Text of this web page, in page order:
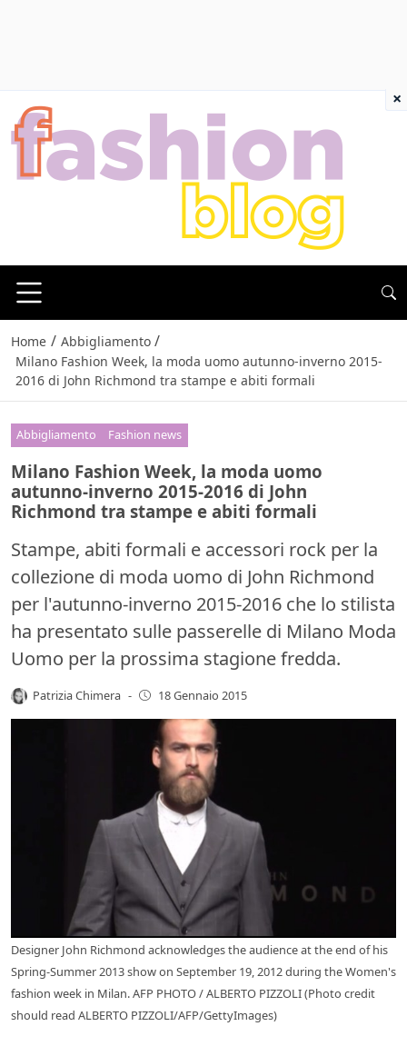
Home / Abbigliamento /
Milano Fashion Week, la moda uomo autunno-inverno 2015-
2016 di John Richmond tra stampe e abiti formali
Abbigliamento Fashion news
Milano Fashion Week, la moda uomo
autunno-inverno 2015-2016 di John
Richmond tra stampe e abiti formali
Stampe, abiti formali e accessori rock per la
collezione di moda uomo di John Richmond
per l'autunno-inverno 2015-2016 che lo stilista
ha presentato sulle passerelle di Milano Moda
Uomo per la prossima stagione fredda.
Patrizia Chimera - 18 Gennaio 2015
Designer John Richmond acknowledges the audience at the end of his
Spring-Summer 2013 show on September 19, 2012 during the Women's
fashion week in Milan. AFP PHOTO / ALBERTO PIZZOLI (Photo credit
should read ALBERTO PIZZOLI/AFP/GettyImages)
×